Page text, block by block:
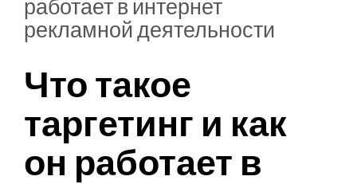
работает в интернет
рекламной деятельности
Что такое
таргетинг и как
он работает в